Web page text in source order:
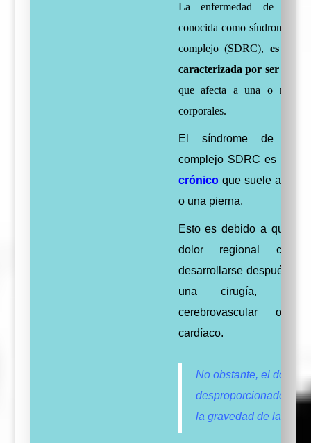
La enfermedad de
conocida como síndrome de
complejo (SDRC), es una
caracterizada por ser
que afecta a una o más
corporales.
El síndrome de
complejo SDRC es un
crónicoque suele afectar
o una pierna.
Esto es debido a que l
dolor regional
desarrollarse después de
una cirugía, un
cerebrovascular o
cardíaco.
No obstante, el dolor
desproporcionado en
la gravedad de la